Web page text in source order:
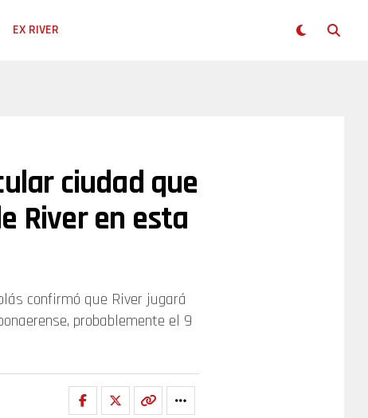
EX RIVER
ciudad que
River en esta
confirmó que River jugará
probablemente el 9